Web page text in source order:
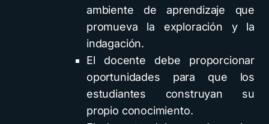
ambiente de aprendizaje que
promueva la exploración y la
indagación.
El docente debe proporcionar
oportunidades para que los
estudiantes construyan su
propio conocimiento.